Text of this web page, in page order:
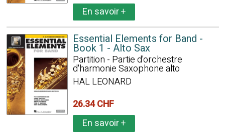
En savoir+
Essential Elements for Band -
Book 1 - Alto Sax
Partition - Partie d'orchestre
d'harmonie Saxophone alto
HAL LEONARD
26.34 CHF
En savoir+